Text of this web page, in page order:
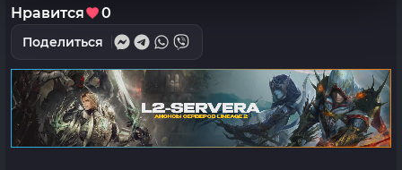
Нравится 0
Поделиться